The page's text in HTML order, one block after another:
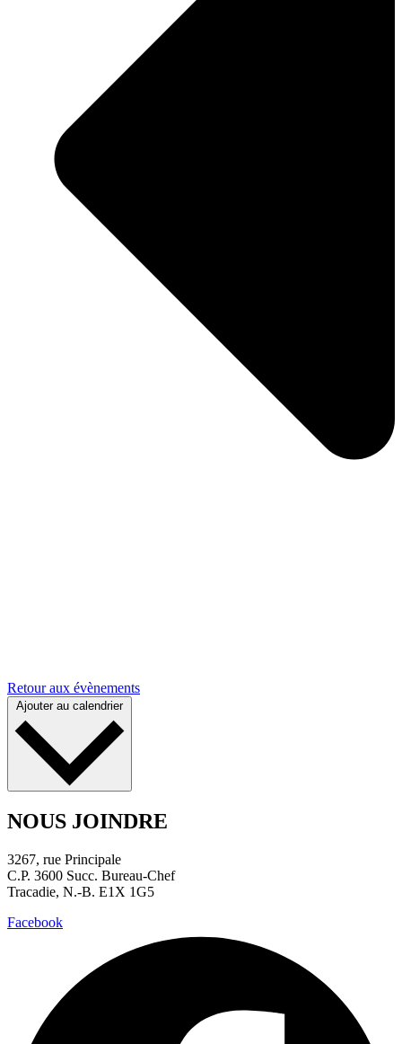
Retour aux évènements
Ajouter au calendrier
NOUS JOINDRE
3267, rue Principale
C.P. 3600 Succ. Bureau-Chef
Tracadie, N.-B. E1X 1G5
Facebook